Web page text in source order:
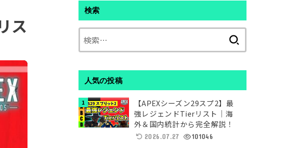
ス
検索
人気の投稿
【APEXシーズン29スプ2】最
強レジェンドTierリスト｜海
外＆国内統計から完全解説！
2026.07.27 101046